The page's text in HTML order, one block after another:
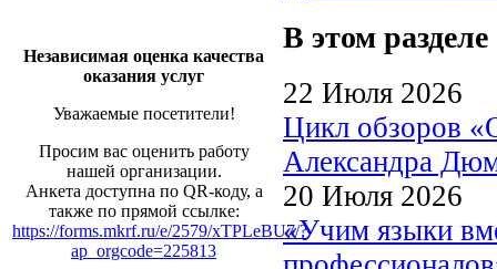
Независимая оценка качества
оказания услуг
Уважаемые посетители!
Просим вас оценить работу
нашей организации.
Анкета доступна по QR-коду, а
также по прямой ссылке:
https://forms.mkrf.ru/e/2579/xTPLeBU7/?
ap_orgcode=225813
В этом разделе
22 Июля 2026
Цикл обзоров
Александра
20 Июля 2026
«Учим языки